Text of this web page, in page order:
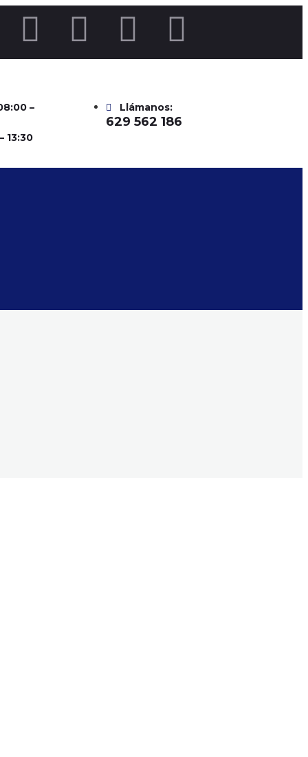
–
13:30
Llámanos:
629 562 186